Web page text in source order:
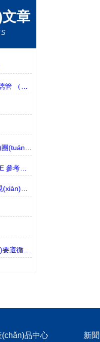
章
如何充分利用 Seraseq® FFPE 參考材料
Gibco血清獲取來(lái)源時(shí)要遵循哪些防疫規(guī)定？
(chǎn)品中心 新